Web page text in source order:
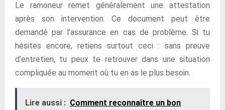
Le ramoneur remet généralement une attestation
après son intervention. Ce document peut être
demandé par l’assurance en cas de problème. Si tu
hésites encore, retiens surtout ceci : sans preuve
d’entretien, tu peux te retrouver dans une situation
compliquée au moment où tu en as le plus besoin.
Lire aussi : Comment reconnaître un bon